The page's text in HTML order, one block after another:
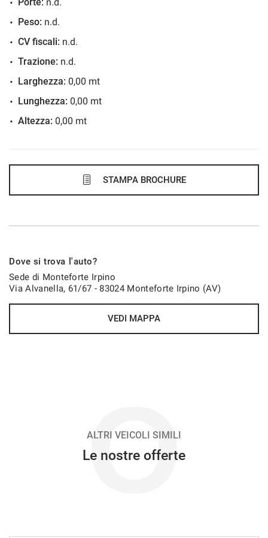
48 Mesi
521€/mese
36 Mesi
538€/mese
48 Mesi
VEDI
558€/mese
Peso: n.d.
CV fiscali: n.d.
Trazione: n.d.
Larghezza: 0,00 mt
Lunghezza: 0,00 mt
Altezza: 0,00 mt
STAMPA BROCHURE
Dove si trova l'auto?
Sede di Monteforte Irpino
Via Alvanella, 61/67 - 83024 Monteforte Irpino (AV)
VEDI MAPPA
O
ALTRI VEICOLI SIMILI
Le nostre offerte